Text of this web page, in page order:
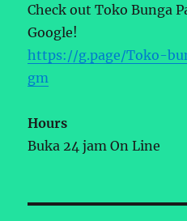
Check out Toko Bunga
Google!
https://g.page/Toko-
gm
Hours
Buka 24 jam On Line